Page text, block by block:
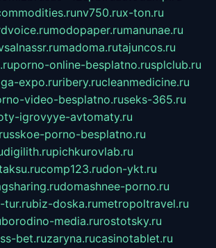
nv750.rux-ton.ru
modopaper.rumanunae.ru
madoma.rutajuncos.ru
porno-online-besplatno.rusplclub.ru
expo.ruribery.rucleanmedicine.ru
video-besplatno.ruseks-365.ru
igrovyye-avtomaty.ru
russkoe-porno-besplatno.ru
digilith.rupichkurovlab.ru
comp123.rudon-ykt.ru
domashnee-porno.ru
biz-doska.rumetropoltravel.ru
borodino-media.rurostotsky.ru
bet.ruzaryna.rucasinotablet.ru